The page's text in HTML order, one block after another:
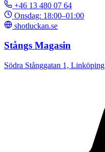
+46 13 480 07 64
Onsdag: 18:00–01:00
shotluckan.se
Stångs Magasin
Södra Stånggatan 1, Linköping